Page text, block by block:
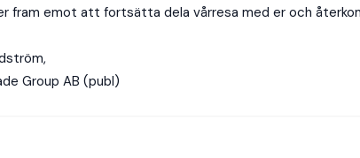
fram emot att fortsätta dela vårresa med er och
Group AB (publ)